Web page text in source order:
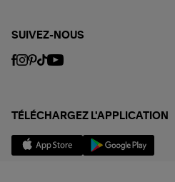
SUIVEZ-NOUS
TÉLÉCHARGEZ L'APPLICATION